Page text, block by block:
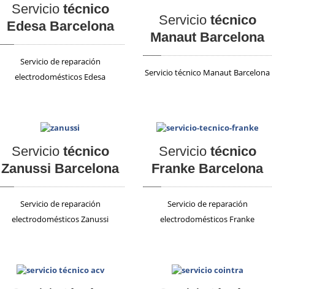
Serviciotécnico
Edesa Barcelona
Servicio de reparación
electrodomésticos Edesa
Serviciotécnico
Manaut Barcelona
Servicio técnico Manaut Barcelona
Serviciotécnico
Zanussi Barcelona
Servicio de reparación
electrodomésticos Zanussi
Serviciotécnico
Franke Barcelona
Servicio de reparación
electrodomésticos Franke